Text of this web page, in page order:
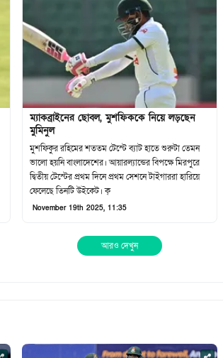
ম্যাকব্রাইনের ছোবল, মুশফিককে নিয়ে লড়ছেন
মুমিনুল
মুশফিকুর রহিমের শততম টেস্টে ব্যাট হাতে শুরুটা তেমন
ভালো হয়নি বাংলাদেশের। আয়ারল্যান্ডের বিপক্ষে মিরপুরে
দ্বিতীয় টেস্টের প্রথম দিনে প্রথম সেশনে টাইগাররা হারিয়ে
ফেলেছে তিনটি উইকেট। ক্
November 19th 2025, 11:35
আরও দেখুন